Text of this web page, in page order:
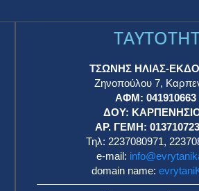
ΤΣΩΝΗΣ ΗΛΙΑΣ-
Ζηνοπούλου 7,
ΑΦΜ: 041910663
ΔΟΥ:
ΑΡ. ΓΕΜΗ:
Τηλ: 2237080971,
e-mail:
domain name: